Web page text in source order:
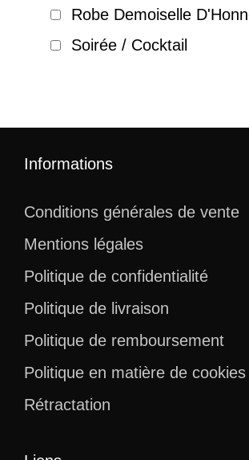
Robe Demoiselle
Soirée / Cocktail
Informations
Conditions générales de vente
Mentions légales
Politique de confidentialité
Politique de livraison
Politique de remboursement
Politique en matière de cookies
Rétractation